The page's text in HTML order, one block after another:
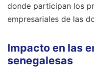
donde participan los
empresariales de las
Impacto en las
senegalesas